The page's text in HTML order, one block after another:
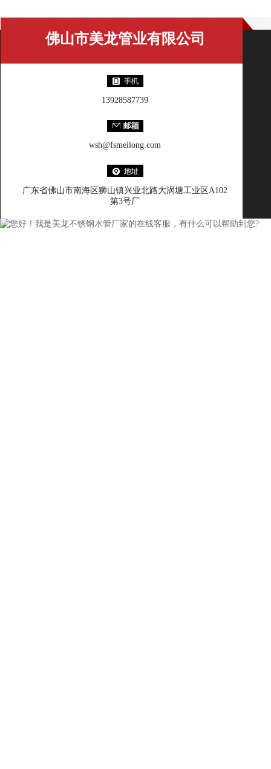
佛山市美龙管业有限公司
13928587739
wsh@fsmeilong.com
广东省佛山市南海区狮山镇兴业北路大涡塘工业区A102
第3号厂